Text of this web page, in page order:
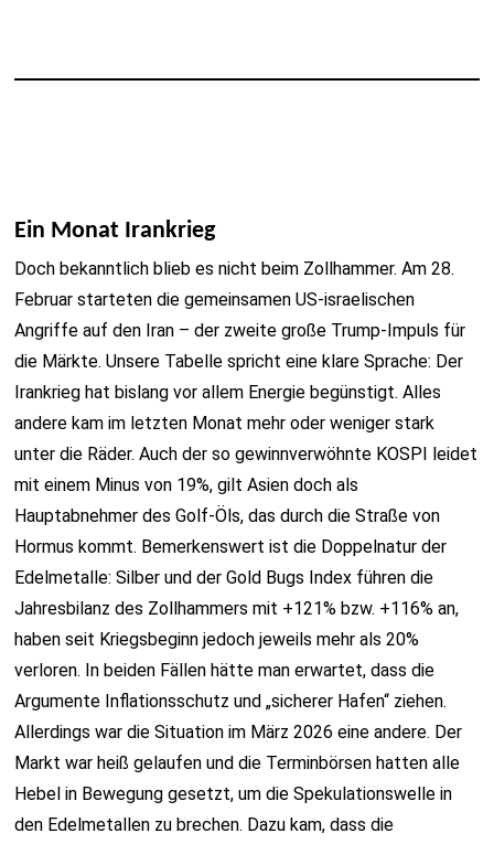
Ein Monat Irankrieg
Doch bekanntlich blieb es nicht beim Zollhammer. Am 28.
Februar starteten die gemeinsamen US-israelischen
Angriffe auf den Iran – der zweite große Trump-Impuls für
die Märkte. Unsere Tabelle spricht eine klare Sprache: Der
Irankrieg hat bislang vor allem Energie begünstigt. Alles
andere kam im letzten Monat mehr oder weniger stark
unter die Räder. Auch der so gewinnverwöhnte KOSPI leidet
mit einem Minus von 19%, gilt Asien doch als
Hauptabnehmer des Golf-Öls, das durch die Straße von
Hormus kommt. Bemerkenswert ist die Doppelnatur der
Edelmetalle: Silber und der Gold Bugs Index führen die
Jahresbilanz des Zollhammers mit +121% bzw. +116% an,
haben seit Kriegsbeginn jedoch jeweils mehr als 20%
verloren. In beiden Fällen hätte man erwartet, dass die
Argumente Inflationsschutz und „sicherer Hafen“ ziehen.
Allerdings war die Situation im März 2026 eine andere. Der
Markt war heiß gelaufen und die Terminbörsen hatten alle
Hebel in Bewegung gesetzt, um die Spekulationswelle in
den Edelmetallen zu brechen. Dazu kam, dass die